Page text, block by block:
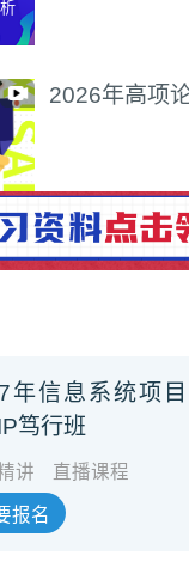
免
年高项论文专
免
年信息系统项
笃行班
讲 直播课程
报名